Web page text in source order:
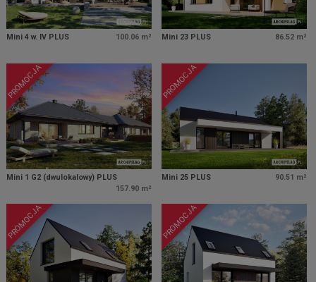
Mini 4 w. IV PLUS 100.06 m² Mini 23 PLUS 86.52 m²
PROMOCJA
Mini 1 G2 (dwulokalowy) PLUS
157.90 m²
PROMOCJA
Mini 25 PLUS 90.51 m²
PROMOCJA PROMOCJA